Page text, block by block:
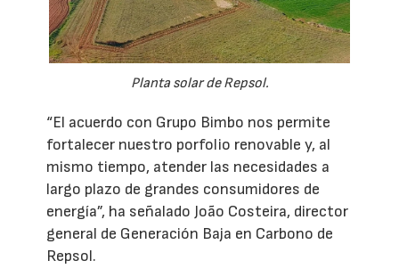
Planta solar de Repsol.
“El acuerdo con Grupo Bimbo nos permite
fortalecer nuestro porfolio renovable y, al
mismo tiempo, atender las necesidades a
largo plazo de grandes consumidores de
energía”, ha señalado João Costeira, director
general de Generación Baja en Carbono de
Repsol.